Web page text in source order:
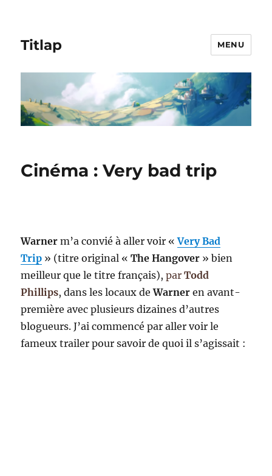
Titlap MENU
Cinéma : Very bad trip
Warnerm’a convié à aller voir «Very Bad
Trip » (titre original «The Hangover » bien
meilleur que le titre français),parTodd
Phillips, dans les locaux deWarneren avant-
première avec plusieurs dizaines d’autres
blogueurs. J’ai commencé par aller voir le
fameux trailer pour savoir de quoi il s’agissait :